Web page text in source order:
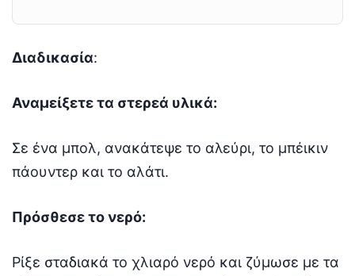
Διαδικασία:
Αναμείξετε τα στερεά υλικά:
Σε ένα μπολ, ανακάτεψε το αλεύρι, το μπέικιν
πάουντερ και το αλάτι.
Πρόσθεσε το νερό:
Ρίξε σταδιακά το χλιαρό νερό και ζύμωσε με τα